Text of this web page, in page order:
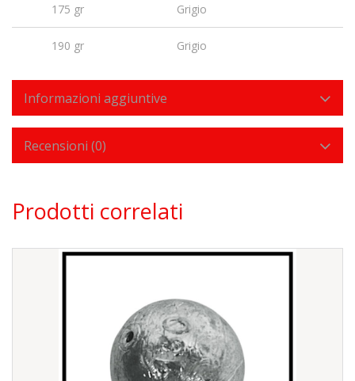
175 gr Grigio
190 gr Grigio
Informazioni aggiuntive
Recensioni (0)
Prodotti correlati